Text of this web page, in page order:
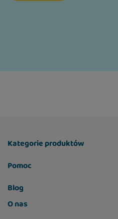
Kategorie produktów
Pomoc
Blog
O nas